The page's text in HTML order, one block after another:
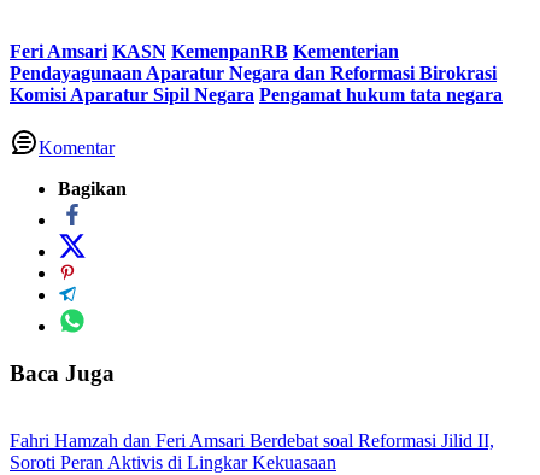
Feri Amsari KASN KemenpanRB Kementerian
Pendayagunaan Aparatur Negara dan Reformasi Birokrasi
Komisi Aparatur Sipil Negara Pengamat hukum tata negara
Komentar
Bagikan
Baca Juga
Fahri Hamzah dan Feri Amsari Berdebat soal Reformasi Jilid II,
Soroti Peran Aktivis di Lingkar Kekuasaan